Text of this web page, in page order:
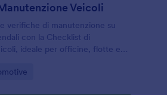
Veicoli
verifiche di manutenzione su
con la Checklist di
ideale per officine, flotte e